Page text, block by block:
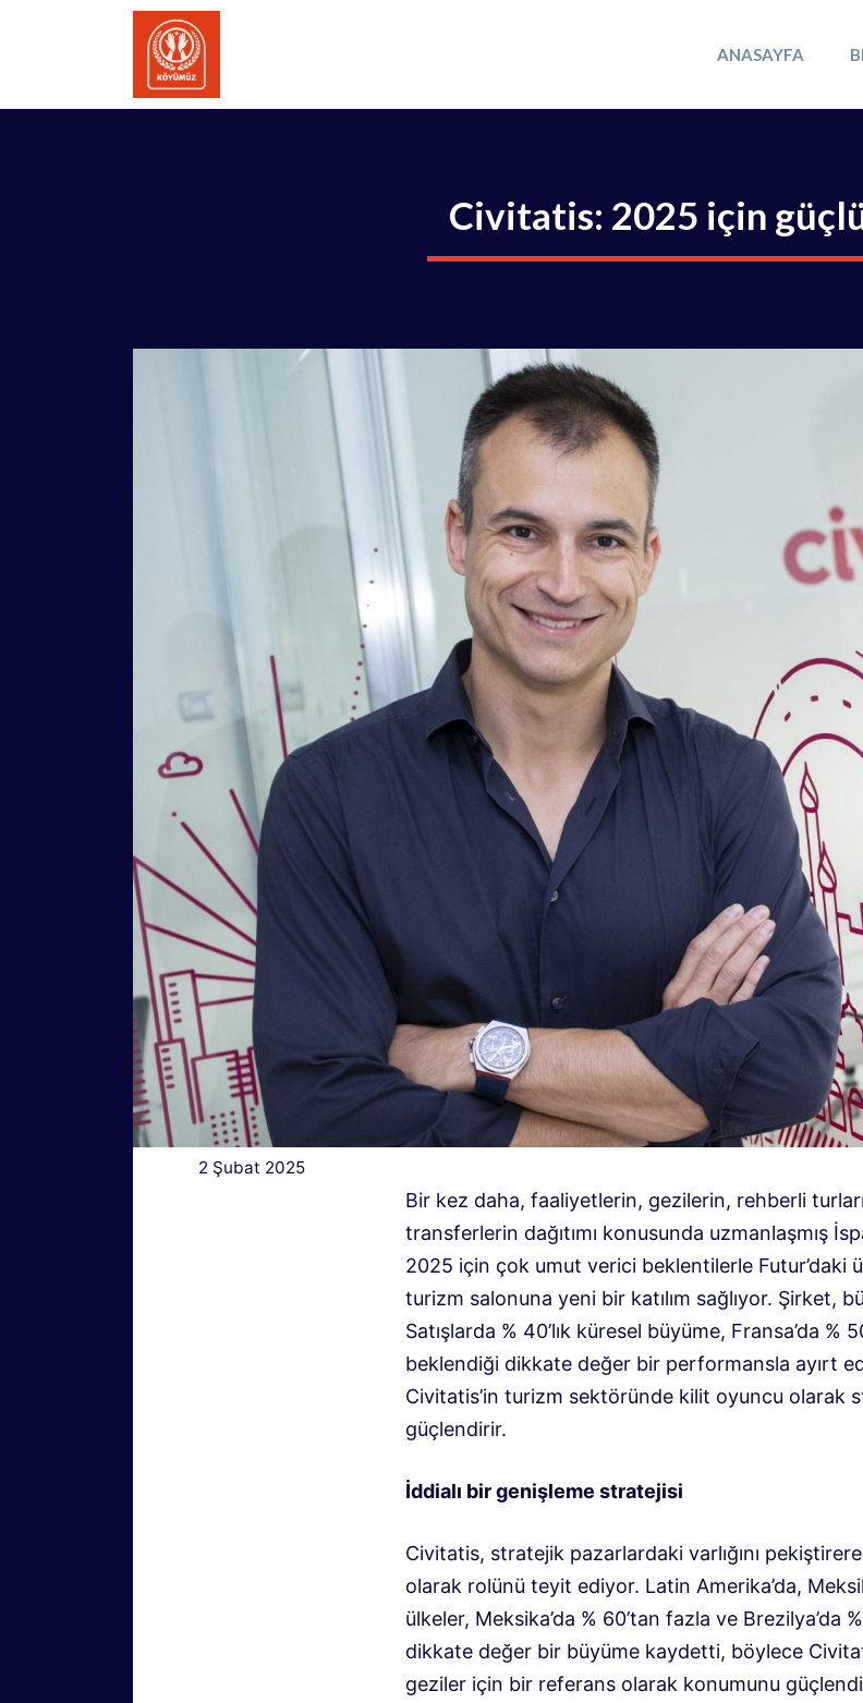
ANASAYFA
Civitatis: 2025 için
2 Şubat 2025
Bir kez daha, faaliyetlerin, gezilerin, rehberli
transferlerin dağıtımı konusunda uzmanlaşmış
2025 için çok umut verici beklentilerle Futur’daki
turizm salonuna yeni bir katılım sağlıyor. Şirket,
Satışlarda % 40’lık küresel büyüme, Fransa’da %
beklendiği dikkate değer bir performansla ayırt
Civitatis’in turizm sektöründe kilit oyuncu olarak
güçlendirir.
İddialı bir genişleme stratejisi
Civitatis, stratejik pazarlardaki varlığını
olarak rolünü teyit ediyor. Latin Amerika’da,
ülkeler, Meksika’da % 60’tan fazla ve Brezilya’da
dikkate değer bir büyüme kaydetti, böylece
geziler için bir referans olarak konumunu